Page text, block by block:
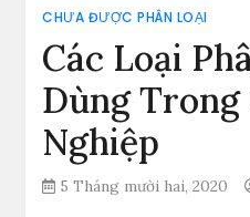
CHƯA ĐƯỢC PHÂN LOẠI
Các Loại
Dùng Trong
Nghiệp
5 Tháng mười hai, 2020